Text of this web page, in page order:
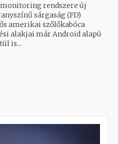
rendszere új
sárgaság (FD)
amerikai szőlőkabóca
alakjai már Android alapú
is...